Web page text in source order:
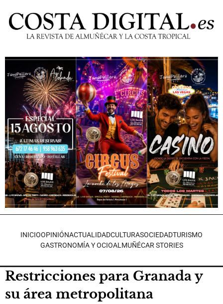
INICIOOPINIÓNACTUALIDADCULTURASOCIEDADTURISMO
GASTRONOMÍA Y OCIOALMUÑÉCAR STORIES
Restricciones para Granada y
su área metropolitana